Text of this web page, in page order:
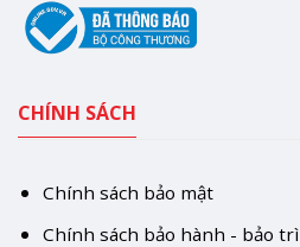
CHÍNH SÁCH
Chính sách bảo mật
Chính sách bảo hành - bảo trì